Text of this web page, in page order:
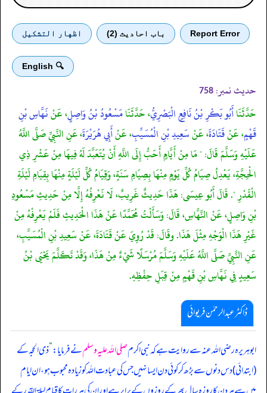
Report Error باب احادیث (2) اظهار التشكيل
🔍 English
حدیث نمبر: 758
حَدَّثَنَاأَبُو بَكْرِ بْنُ نَافِعٍ الْبَصْرِيُّ، حَدَّثَنَامَسْعُودُ بْنُ وَاصِلٍ، عَنْنَهَّاسِ بْنِ
قَهْمٍ، عَنْقَتَادَةَ، عَنْسَعِيدِ بْنِ الْمُسَيِّبِ، عَنْأَبِي هُرَيْرَةَ، عَنِ النَّبِيِّ صَلَّى اللَّهُ
عَلَيْهِ وَسَلَّمَ قَالَ: " مَا مِنْ أَيَّامٍ أَحَبُّ إِلَى اللَّهِ أَنْ يُتَعَبَّدَ لَهُ فِيهَا مِنْ عَشْرِ ذِي
الْحِجَّةِ، يَعْدِلُ صِيَامُ كُلِّ يَوْمٍ مِنْهَا بِصِيَامِ سَنَةٍ، وَقِيَامُ كُلِّ لَيْلَةٍ مِنْهَا بِقِيَامِ لَيْلَةِ
الْقَدْرِ ". قَالَ أَبُو عِيسَى: هَذَا حَدِيثٌ غَرِيبٌ، لَا نَعْرِفُهُ إِلَّا مِنْ حَدِيثِ مَسْعُودِ
بْنِ وَاصِلٍ، عَنْ النَّهَّاسِ، قَالَ: وَسَأَلْتُ مُحَمَّدًا عَنْ هَذَا الْحَدِيثِ فَلَمْ يَعْرِفْهُ مِنْ
غَيْرِ هَذَا الْوَجْهِ مِثْلَ هَذَا. وقَالَ: قَدْ رُوِيَ عَنْ قَتَادَةَ، عَنْ سَعِيدِ بْنِ الْمُسَيَّبِ،
عَنِ النَّبِيِّ صَلَّى اللَّهُ عَلَيْهِ وَسَلَّمَ مُرْسَلًا شَيْءٌ مِنْ هَذَا، وَقَدْ تَكَلَّمَ يَحْيَى بْنُ
سَعِيدٍ فِي نَهَّاسِ بْنِ قَهْمٍ مِنْ قِبَلِ حِفْظِهِ.
ڈاکٹر عبدالرحمٰن فریوائی
ابوہریرہ رضی الله عنہ سے روایت ہے کہنبی اکرمصلی اللہ علیہ وسلمنے فرمایا:”ذی الحجہ کے
(ابتدائی) دس دنوں سے بڑھ کر کوئی دن ایسا نہیں جس کی عبادت اللہ کو زیادہ محبوب ہو، ان ایام